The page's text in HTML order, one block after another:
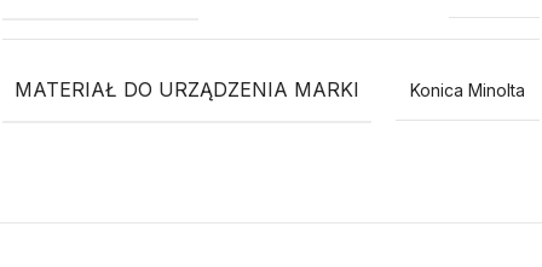
MATERIAŁ DO URZĄDZENIA MARKI Konica Minolta